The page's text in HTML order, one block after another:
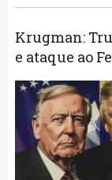
Krugman:
e ataque ao